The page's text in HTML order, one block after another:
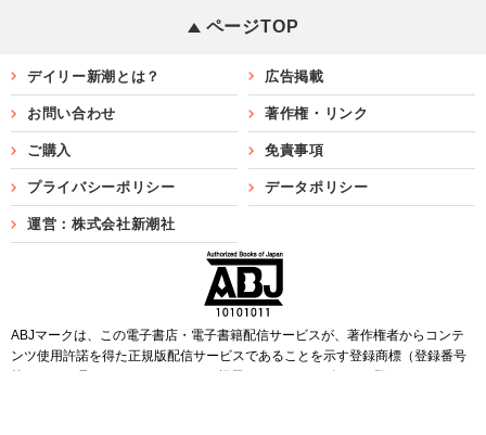
ページTOP
デイリー新潮とは？ 広告掲載
お問い合わせ 著作権・リンク
ご購入 免責事項
プライバシーポリシー データポリシー
運営：株式会社新潮社
ABJマークは、この電子書店・電子書籍配信サービスが、著作権者からコンテ
ンツ使用許諾を得た正規版配信サービスであることを示す登録商標（登録番号